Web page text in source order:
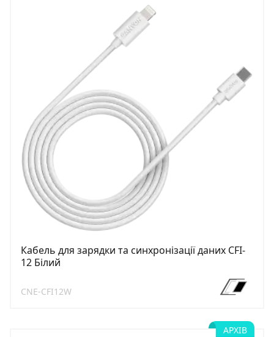
Кабель для зарядки та синхронізації даних CFI-
12 Білий
CNE-CFI12W
АРХІВ